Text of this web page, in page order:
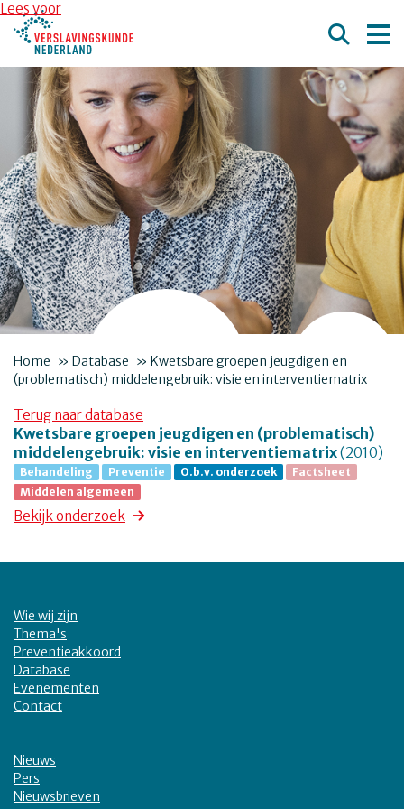
Lees voor
Overslaan en naar de inhoud gaan
Direct naar de hoofdnavigatie
Home » Database » Kwetsbare groepen jeugdigen en
(problematisch) middelengebruik: visie en interventiematrix
Terug naar database
Kwetsbare groepen jeugdigen en (problematisch)
middelengebruik: visie en interventiematrix(2010)
Behandeling Preventie O.b.v. onderzoek
Factsheet
Middelen algemeen
Bekijk onderzoek
Wie wij zijn
Thema's
Preventieakkoord
Database
Evenementen
Contact
Nieuws
Pers
Nieuwsbrieven